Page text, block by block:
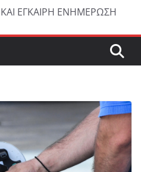
ΕΓΚΑΙΡΗ ΕΝΗΜΕΡΩΣΗ